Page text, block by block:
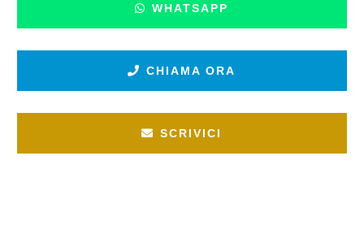
WHATSAPP
CHIAMA ORA
SCRIVICI